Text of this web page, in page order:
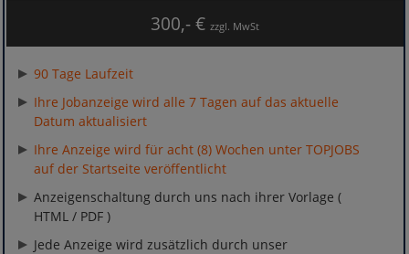
300,- € zzgl. MwSt
90 Tage Laufzeit
Ihre Jobanzeige wird alle 7 Tagen auf das aktuelle
Datum aktualisiert
Ihre Anzeige wird für acht (8) Wochen unter TOPJOBS
auf der Startseite veröffentlicht
Anzeigenschaltung durch uns nach ihrer Vorlage (
HTML / PDF )
Jede Anzeige wird zusätzlich durch unser